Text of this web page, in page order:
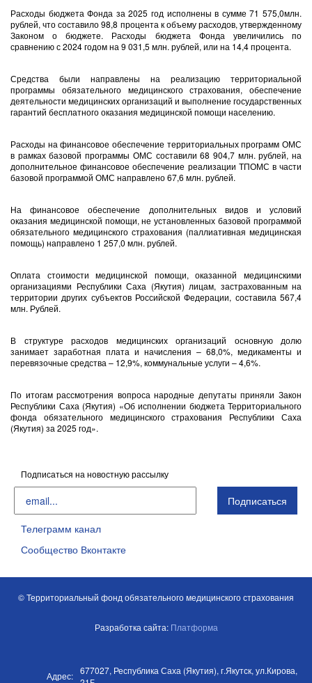
Расходы бюджета Фонда за 2025 год исполнены в сумме 71 575,0млн.
рублей, что составило 98,8 процента к объему расходов, утвержденному
Законом о бюджете. Расходы бюджета Фонда увеличились по
сравнению с 2024 годом на 9 031,5 млн. рублей, или на 14,4 процента.
Средства были направлены на реализацию территориальной
программы обязательного медицинского страхования, обеспечение
деятельности медицинских организаций и выполнение государственных
гарантий бесплатного оказания медицинской помощи населению.
Расходы на финансовое обеспечение территориальных программ ОМС
в рамках базовой программы ОМС составили 68 904,7 млн. рублей, на
дополнительное финансовое обеспечение реализации ТПОМС в части
базовой программой ОМС направлено 67,6 млн. рублей.
На финансовое обеспечение дополнительных видов и условий
оказания медицинской помощи, не установленных базовой программой
обязательного медицинского страхования (паллиативная медицинская
помощь) направлено 1 257,0 млн. рублей.
Оплата стоимости медицинской помощи, оказанной медицинскими
организациями Республики Саха (Якутия) лицам, застрахованным на
территории других субъектов Российской Федерации, составила 567,4
млн. Рублей.
В структуре расходов медицинских организаций основную долю
занимает заработная плата и начисления – 68,0%, медикаменты и
перевязочные средства – 12,9%, коммунальные услуги – 4,6%.
По итогам рассмотрения вопроса народные депутаты приняли Закон
Республики Саха (Якутия) «Об исполнении бюджета Территориального
фонда обязательного медицинского страхования Республики Саха
(Якутия) за 2025 год».
Подписаться на новостную рассылку
Телеграмм канал
Сообщество Вконтакте
© Территориальный фонд обязательного медицинского страхования
Разработка сайта: Платформа
Адрес: 677027, Республика Саха (Якутия), г.Якутск, ул.Кирова,